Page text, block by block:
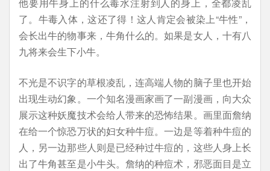
了。牛毒入体，这还了得！这人肯定会被染上“牛性”，
会长出牛的物事来，牛角什么的。如果是女人，十有八
九将来会生下小牛。
不光是不识字的草根凌乱，连高端人物的脑子里也开始
出现生动幻象。一个知名漫画家画了一副漫画，向大众
展示这种妖魔技术会给人带来的恐怖结果。画里面詹纳
在给一个惊恐万状的妇女种牛痘。一边是等着种牛痘的
人，另一边那些人则是已经种过牛痘的，这些人身上长
出了牛角甚至是小牛头。詹纳的种痘术，邪恶面目是立